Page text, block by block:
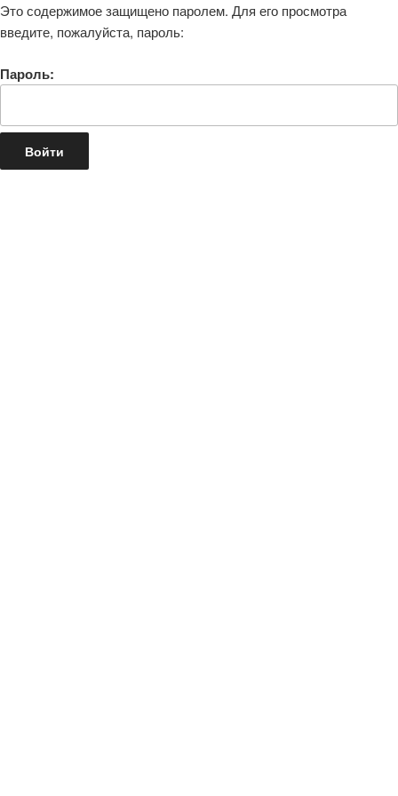
Это содержимое защищено паролем. Для его просмотра
введите, пожалуйста, пароль:
Пароль: